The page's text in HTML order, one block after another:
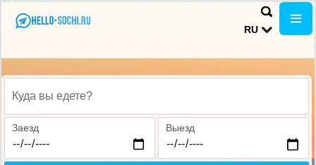
RU
Куда вы едете?
Заезд Выезд